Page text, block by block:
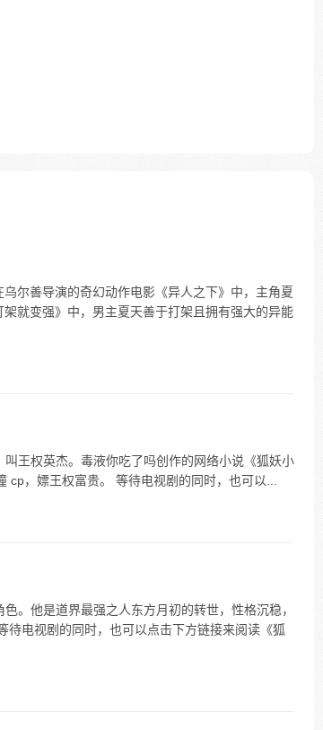
尔善导演的奇幻动作电影《异人之下》中，主角夏
就变强》中，男主夏天善于打架且拥有强大的异能
王权英杰。毒液你吃了吗创作的网络小说《狐妖小
，嫖王权富贵。 等待电视剧的同时，也可以...
。他是道界最强之人东方月初的转世，性格沉稳，
电视剧的同时，也可以点击下方链接来阅读《狐